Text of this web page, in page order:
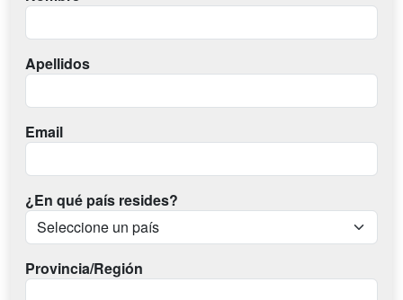
Apellidos
Email
¿En qué país resides?
Provincia/Región